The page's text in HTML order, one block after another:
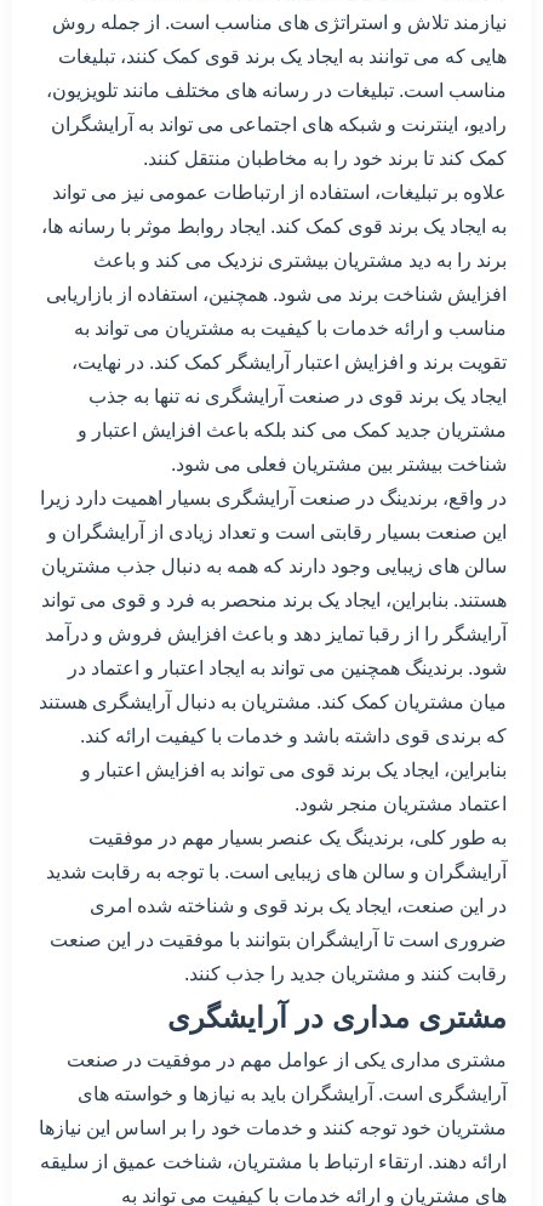
نیازمند تلاش و استراتژی های مناسب است. از جمله روش
هایی که می توانند به ایجاد یک برند قوی کمک کنند، تبلیغات
مناسب است. تبلیغات در رسانه های مختلف مانند تلویزیون،
رادیو، اینترنت و شبکه های اجتماعی می تواند به آرایشگران
کمک کند تا برند خود را به مخاطبان منتقل کنند.
علاوه بر تبلیغات، استفاده از ارتباطات عمومی نیز می تواند
به ایجاد یک برند قوی کمک کند. ایجاد روابط موثر با رسانه ها،
برند را به دید مشتریان بیشتری نزدیک می کند و باعث
افزایش شناخت برند می شود. همچنین، استفاده از بازاریابی
مناسب و ارائه خدمات با کیفیت به مشتریان می تواند به
تقویت برند و افزایش اعتبار آرایشگر کمک کند. در نهایت،
ایجاد یک برند قوی در صنعت آرایشگری نه تنها به جذب
مشتریان جدید کمک می کند بلکه باعث افزایش اعتبار و
شناخت بیشتر بین مشتریان فعلی می شود.
در واقع، برندینگ در صنعت آرایشگری بسیار اهمیت دارد زیرا
این صنعت بسیار رقابتی است و تعداد زیادی از آرایشگران و
سالن های زیبایی وجود دارند که همه به دنبال جذب مشتریان
هستند. بنابراین، ایجاد یک برند منحصر به فرد و قوی می تواند
آرایشگر را از رقبا تمایز دهد و باعث افزایش فروش و درآمد
شود. برندینگ همچنین می تواند به ایجاد اعتبار و اعتماد در
میان مشتریان کمک کند. مشتریان به دنبال آرایشگری هستند
که برندی قوی داشته باشد و خدمات با کیفیت ارائه کند.
بنابراین، ایجاد یک برند قوی می تواند به افزایش اعتبار و
اعتماد مشتریان منجر شود.
به طور کلی، برندینگ یک عنصر بسیار مهم در موفقیت
آرایشگران و سالن های زیبایی است. با توجه به رقابت شدید
در این صنعت، ایجاد یک برند قوی و شناخته شده امری
ضروری است تا آرایشگران بتوانند با موفقیت در این صنعت
رقابت کنند و مشتریان جدید را جذب کنند.
مشتری مداری در آرایشگری
مشتری مداری یکی از عوامل مهم در موفقیت در صنعت
آرایشگری است. آرایشگران باید به نیازها و خواسته های
مشتریان خود توجه کنند و خدمات خود را بر اساس این نیازها
ارائه دهند. ارتقاء ارتباط با مشتریان، شناخت عمیق از سلیقه
های مشتریان و ارائه خدمات با کیفیت می تواند به